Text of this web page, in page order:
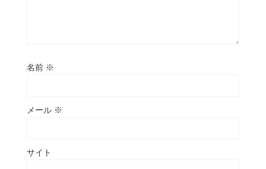
名前 ※
メール ※
サイト